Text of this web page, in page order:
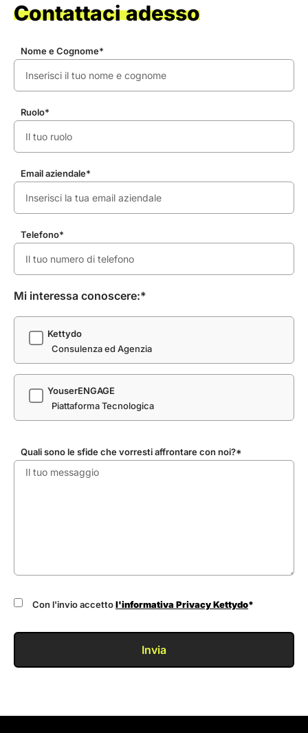
Contattaci adesso
Nome e Cognome*
Ruolo*
Email aziendale*
Telefono*
Mi interessa conoscere:*
Kettydo
Consulenza ed Agenzia
YouserENGAGE
Piattaforma Tecnologica
Quali sono le sfide che vorresti affrontare con noi?*
Con l'invio accettol'informativa Privacy Kettydo*
Invia